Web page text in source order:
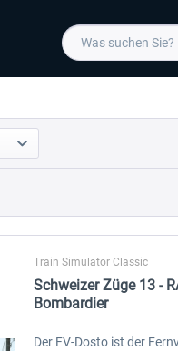
Train Simulator Classic
Schweizer Züge 13 -
Bombardier
Der FV-Dosto ist der